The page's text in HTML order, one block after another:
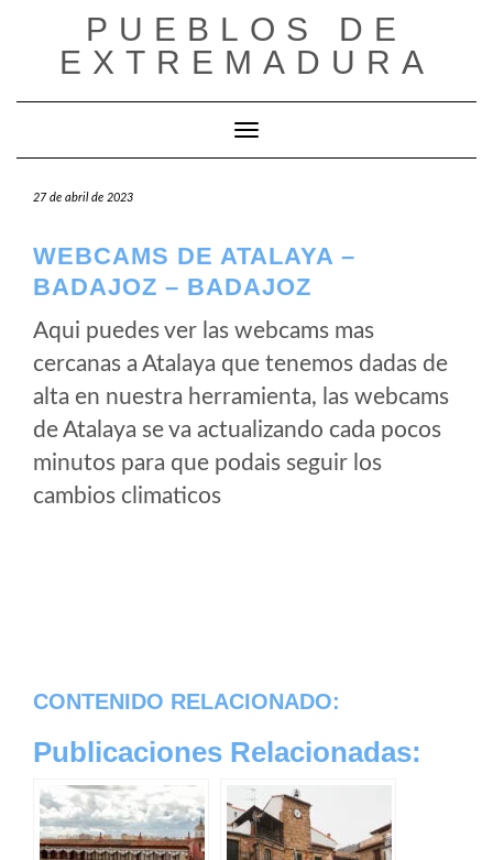
contenido
PUEBLOS DE
EXTREMADURA
Cambiar modo de navegación
27 de abril de 2023
WEBCAMS DE ATALAYA –
BADAJOZ – BADAJOZ
Aqui puedes ver las webcams mas
cercanas a Atalaya que tenemos dadas de
alta en nuestra herramienta, las webcams
de Atalaya se va actualizando cada pocos
minutos para que podais seguir los
cambios climaticos
CONTENIDO RELACIONADO:
Publicaciones Relacionadas: